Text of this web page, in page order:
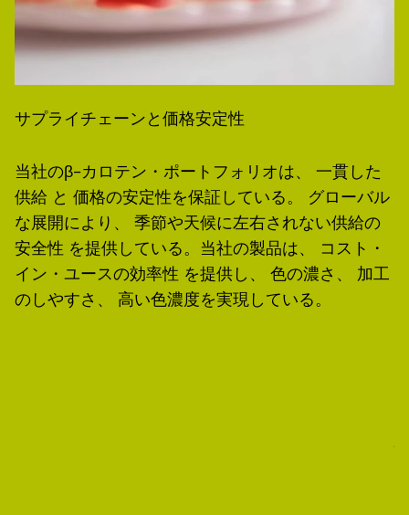
サプライチェーンと価格安定性
当社のβ-カロテン・ポートフォリオは、 一貫した
供給 と 価格の安定性を保証している。 グローバル
な展開により、 季節や天候に左右されない供給の
安全性 を提供している。当社の製品は、 コスト・
イン・ユースの効率性 を提供し、 色の濃さ、 加工
のしやすさ、 高い色濃度を実現している。